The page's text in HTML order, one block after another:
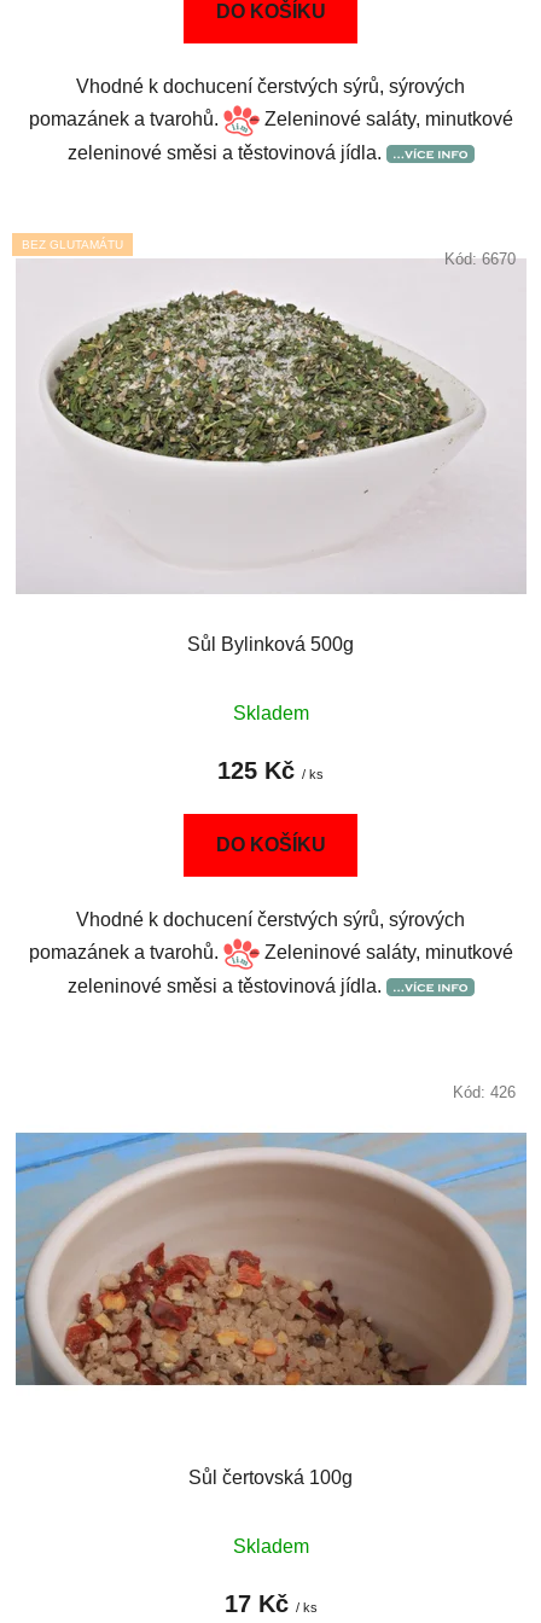
DO KOŠÍKU
Vhodné k dochucení čerstvých sýrů, sýrových
pomazánek a tvarohů.
Zeleninové saláty, minutkové
zeleninové směsi a těstovinová jídla.
BEZ GLUTAMÁTU
Sůl Bylinková 500g
Skladem
125 Kč / ks
DO KOŠÍKU
Vhodné k dochucení čerstvých sýrů, sýrových
pomazánek a tvarohů.
Zeleninové saláty, minutkové
zeleninové směsi a těstovinová jídla.
Kód:6670
Sůl čertovská 100g
Skladem
17 Kč / ks
Kód: 426